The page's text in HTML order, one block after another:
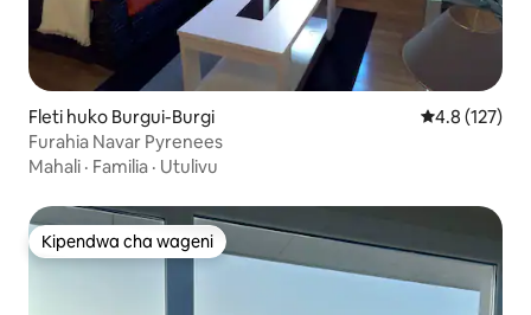
Fleti huko Burgui-Burgi Ukadiriaji wa
4.8 (127)
Furahia Navar Pyrenees
Mahali · Familia · Utulivu
Kipendwa cha wageni
Kipendwa cha wageni